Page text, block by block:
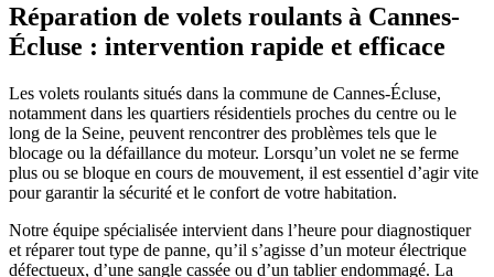
Réparation de volets roulants à Cannes-
Écluse : intervention rapide et efficace
Les volets roulants situés dans la commune de Cannes-Écluse,
notamment dans les quartiers résidentiels proches du centre ou le
long de la Seine, peuvent rencontrer des problèmes tels que le
blocage ou la défaillance du moteur. Lorsqu’un volet ne se ferme
plus ou se bloque en cours de mouvement, il est essentiel d’agir vite
pour garantir la sécurité et le confort de votre habitation.
Notre équipe spécialisée intervient dans l’heure pour diagnostiquer
et réparer tout type de panne, qu’il s’agisse d’un moteur électrique
défectueux, d’une sangle cassée ou d’un tablier endommagé. La